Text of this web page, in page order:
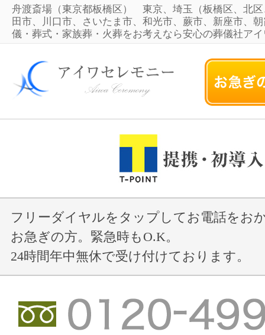
舟渡斎場（東京都板橋区） 東京、埼玉（板橋区、北
田市、川口市、さいたま市、和光市、蕨市、新座市、
儀・葬式・家族葬・火葬をお考えなら安心の葬儀社ア
フリーダイヤルをタップしてお電話をお
お急ぎの方。緊急時もO.K。
24時間年中無休で受け付けております。